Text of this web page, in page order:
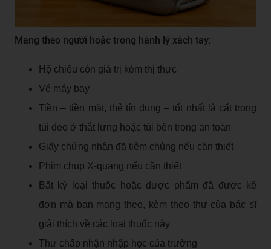
Mang theo người hoặc trong hành lý xách tay:
Hộ chiếu còn giá trị kèm thị thực
Vé máy bay
Tiền – tiền mặt, thẻ tín dụng – tốt nhất là cất trong
túi đeo ở thắt lưng hoặc túi bên trong an toàn
Giấy chứng nhận đã tiêm chủng nếu cần thiết
Phim chụp X-quang nếu cần thiết
Bất kỳ loại thuốc hoặc dược phẩm đã được kê
đơn mà bạn mang theo, kèm theo thư của bác sĩ
giải thích về các loại thuốc này
Thư chấp nhận nhập học của trường